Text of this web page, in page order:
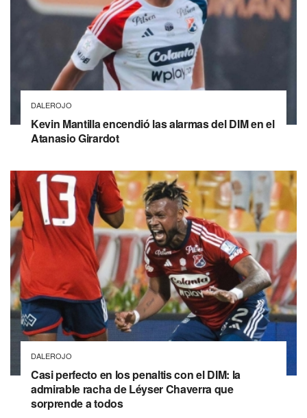
DALEROJO
Kevin Mantilla encendió las alarmas del DIM en el
Atanasio Girardot
DALEROJO
Casi perfecto en los penaltis con el DIM: la
admirable racha de Léyser Chaverra que
sorprende a todos